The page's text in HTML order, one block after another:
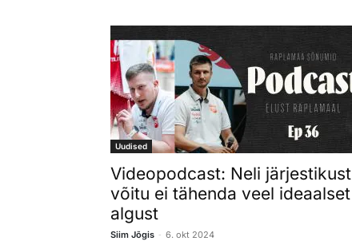
Uudised
Videopodcast: Neli järjestikust
võitu ei tähenda veel ideaalset
algust
Siim Jõgis - 6. okt 2024